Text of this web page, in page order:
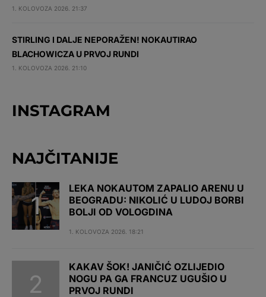
1. KOLOVOZA 2026. 21:37
STIRLING I DALJE NEPORAŽEN! NOKAUTIRAO
BLACHOWICZA U PRVOJ RUNDI
1. KOLOVOZA 2026. 21:10
INSTAGRAM
NAJČITANIJE
LEKA NOKAUTOM ZAPALIO ARENU U
BEOGRADU: NIKOLIĆ U LUDOJ BORBI
BOLJI OD VOLOGDINA
1. KOLOVOZA 2026. 18:21
KAKAV ŠOK! JANIČIĆ OZLIJEDIO
NOGU PA GA FRANCUZ UGUŠIO U
PRVOJ RUNDI